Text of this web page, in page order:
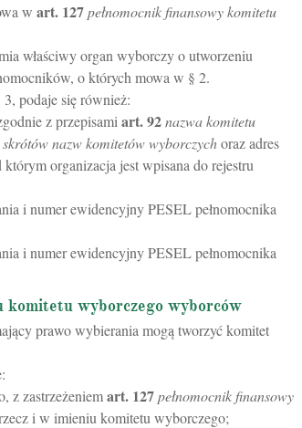
w art. 127pełnomocnik finansowy komitetu
właściwy organ wyborczy o utworzeniu
o których mowa w § 2.
podaje się również:
z przepisami art.92nazwa komitetu
nazw komitetów wyborczychoraz adres
organizacja jest wpisana do rejestru
i numer ewidencyjny PESEL pełnomocnika
i numer ewidencyjny PESEL pełnomocnika
wyborczego wyborców
prawo wybierania mogą tworzyć komitet
z zastrzeżeniemart. 127pełnomocnik finansowy
i w imieniu komitetu wyborczego;